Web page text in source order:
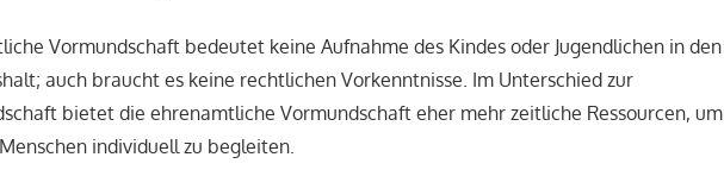
Vormundschaft bedeutet keine Aufnahme des Kindes oder Jugendlichen in den
auch braucht es keine rechtlichen Vorkenntnisse. Im Unterschied zur
bietet die ehrenamtliche Vormundschaft eher mehr zeitliche Ressourcen, um
individuell zu begleiten.